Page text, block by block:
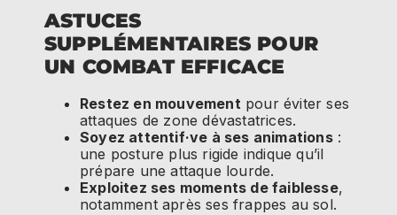
ASTUCES
SUPPLÉMENTAIRES POUR
UN COMBAT EFFICACE
Restez en mouvementpour éviter ses
attaques de zone dévastatrices.
Soyez attentif·ve à ses animations:
une posture plus rigide indique qu’il
prépare une attaque lourde.
Exploitez ses moments de faiblesse,
notamment après ses frappes au sol.